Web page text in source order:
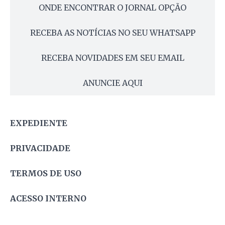
ONDE ENCONTRAR O JORNAL OPÇÃO
RECEBA AS NOTÍCIAS NO SEU WHATSAPP
RECEBA NOVIDADES EM SEU EMAIL
ANUNCIE AQUI
EXPEDIENTE
PRIVACIDADE
TERMOS DE USO
ACESSO INTERNO